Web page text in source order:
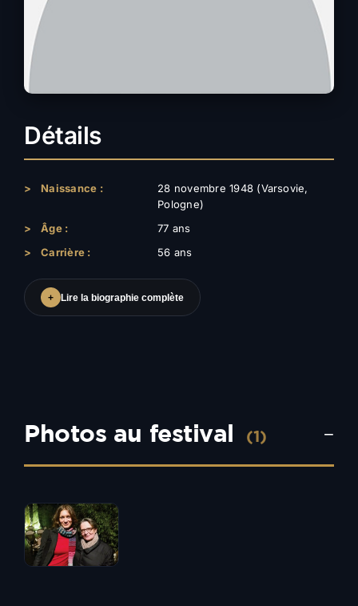
Détails
> Naissance :
28 novembre 1948 (Varsovie,
Pologne)
>
Âge :
77 ans
>
Carrière : 56 ans
+ Lire la biographie complète
Photos au festival (1) −